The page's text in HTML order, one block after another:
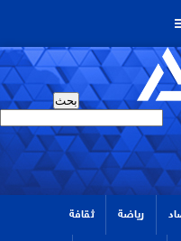
رياضة ثقافة